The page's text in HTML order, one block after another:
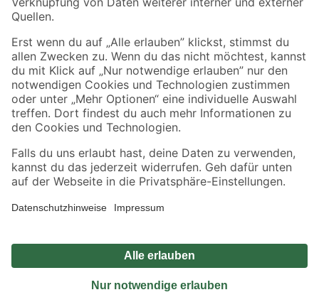
Sicher einkaufen
Jetzt die toom-App herunterladen
Alle Preisangaben in EUR inkl. gesetzl. MwSt.. Die dargestellten Angebote sind unter
Umständen nicht in allen Märkten verfügbar. Die angegebenen Verfügbarkeiten beziehen
Produkte nur solange der Vorrat reicht.
*Paketversand ab 59 € versandkostenfrei, gilt nicht für Artikel mit Speditionsversand, hier
Privatsphäre Impressum
Nutzungsbedingungen
Widerrufsrecht
Vertrag widerrufen